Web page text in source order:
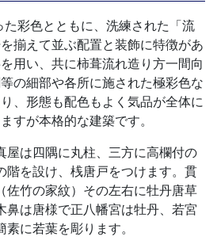
彩色とともに、洗練された「流
揃えて並ぶ配置と装飾に特徴があ
用い、共に柿葺流れ造り方一間向
の細部や各所に施された極彩色な
、形態も配色もよく気品が全体に
すが本格的な建築です。
屋は四隅に丸柱、三方に高欄付の
階を設け、桟唐戸をつけます。貫
佐竹の家紋）その左右に牡丹唐草
鼻は唐様で正八幡宮は牡丹、若宮
に若葉を彫ります。